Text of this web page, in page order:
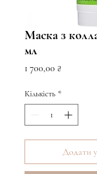
Маска з
мл
1 700,00 ₴
Кількість *
Додати